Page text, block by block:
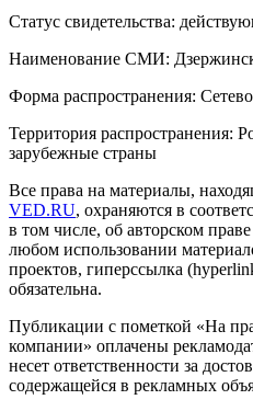
Статус свидетельства:
Наименование СМИ:
Форма распространения:
Территория распространения:
зарубежные страны
Все права на материалы,
VED.RU, охраняются в
в том числе, об авторском
любом использовании
проектов, гиперссылка
обязательна.
Публикации с пометкой «На
компании» оплачены
несет ответственности за
содержащейся в рекламных